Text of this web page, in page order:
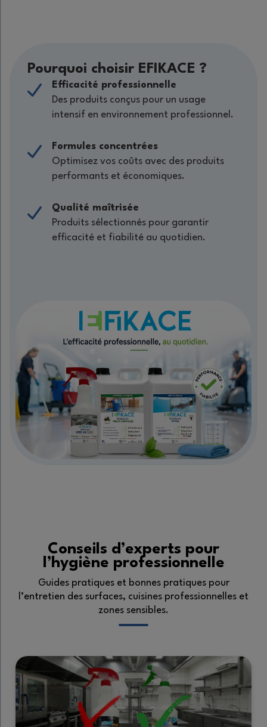
Pourquoi choisir EFIKACE ?
Efficacité professionnelle
Des produits conçus pour un usage
intensif en environnement professionnel.
Formules concentrées
Optimisez vos coûts avec des produits
performants et économiques.
Qualité maîtrisée
Produits sélectionnés pour garantir
efficacité et fiabilité au quotidien.
Conseils d’experts pour
l’hygiène professionnelle
Guides pratiques et bonnes pratiques pour
l’entretien des surfaces, cuisines professionnelles et
zones sensibles.